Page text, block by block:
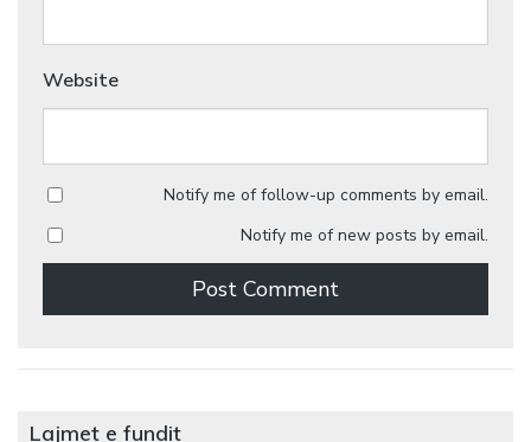
Website
Notify me of follow-up comments by email.
Notify me of new posts by email.
Lajmet e fundit